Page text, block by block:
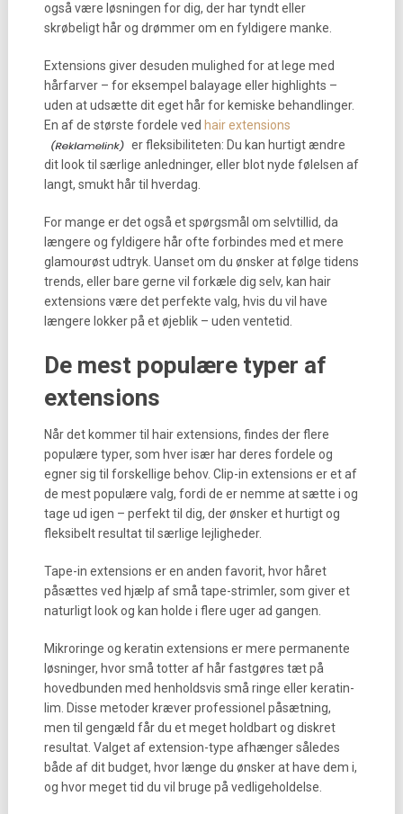
også være løsningen for dig, der har tyndt eller
skrøbeligt hår og drømmer om en fyldigere manke.
Extensions giver desuden mulighed for at lege med
hårfarver – for eksempel balayage eller highlights –
uden at udsætte dit eget hår for kemiske behandlinger.
En af de største fordele ved hair extensions
er fleksibiliteten: Du kan hurtigt ændre
dit look til særlige anledninger, eller blot nyde følelsen af
langt, smukt hår til hverdag.
For mange er det også et spørgsmål om selvtillid, da
længere og fyldigere hår ofte forbindes med et mere
glamourøst udtryk. Uanset om du ønsker at følge tidens
trends, eller bare gerne vil forkæle dig selv, kan hair
extensions være det perfekte valg, hvis du vil have
længere lokker på et øjeblik – uden ventetid.
De mest populære typer af
extensions
Når det kommer til hair extensions, findes der flere
populære typer, som hver især har deres fordele og
egner sig til forskellige behov. Clip-in extensions er et af
de mest populære valg, fordi de er nemme at sætte i og
tage ud igen – perfekt til dig, der ønsker et hurtigt og
fleksibelt resultat til særlige lejligheder.
Tape-in extensions er en anden favorit, hvor håret
påsættes ved hjælp af små tape-strimler, som giver et
naturligt look og kan holde i flere uger ad gangen.
Mikroringe og keratin extensions er mere permanente
løsninger, hvor små totter af hår fastgøres tæt på
hovedbunden med henholdsvis små ringe eller keratin-
lim. Disse metoder kræver professionel påsætning,
men til gengæld får du et meget holdbart og diskret
resultat. Valget af extension-type afhænger således
både af dit budget, hvor længe du ønsker at have dem i,
og hvor meget tid du vil bruge på vedligeholdelse.